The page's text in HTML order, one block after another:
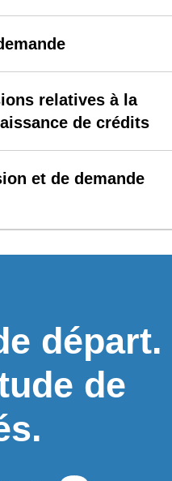
relatives à la
de crédits
et de demande
départ.
de